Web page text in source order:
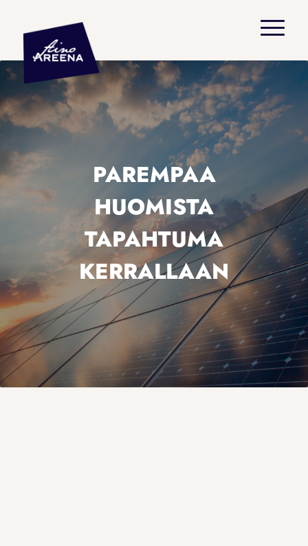
PAREMPAA
HUOMISTA
TAPAHTUMA
KERRALLAAN